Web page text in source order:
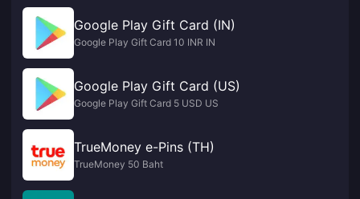
Google Play Gift Card (IN)
Google Play Gift Card 10 INR IN
Google Play Gift Card (US)
Google Play Gift Card 5 USD US
TrueMoney e-Pins (TH)
TrueMoney 50 Baht